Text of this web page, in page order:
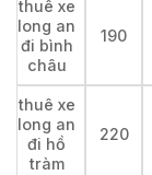
thuê xe
long an
đi bình
châu
190
thuê xe
long an
đi hồ
tràm
220